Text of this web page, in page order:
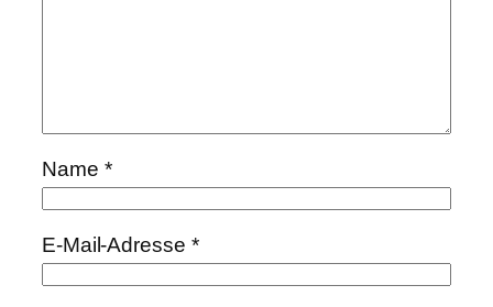
Name *
E-Mail-Adresse *